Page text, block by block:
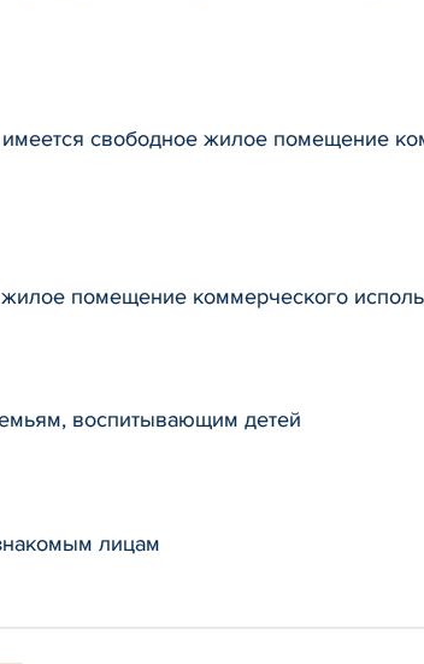
свободное жилое помещение
помещение коммерческого
воспитывающим детей
лицам